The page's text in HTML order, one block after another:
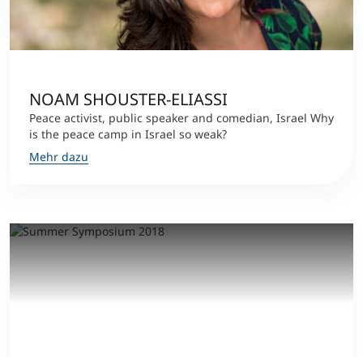
NOAM SHOUSTER-ELIASSI
Peace activist, public speaker and comedian, Israel Why
is the peace camp in Israel so weak?
Mehr dazu